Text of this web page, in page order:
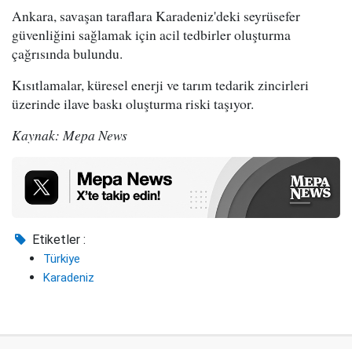
Ankara, savaşan taraflara Karadeniz'deki seyrüsefer
güvenliğini sağlamak için acil tedbirler oluşturma
çağrısında bulundu.
Kısıtlamalar, küresel enerji ve tarım tedarik zincirleri
üzerinde ilave baskı oluşturma riski taşıyor.
Kaynak: Mepa News
Etiketler :
Türkiye
Karadeniz